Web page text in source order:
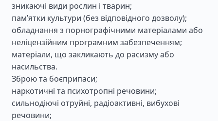
зникаючі види рослин і тварин;
пам’ятки культури (без відповідного дозволу);
обладнання з порнографічними матеріалами або
неліцензійним програмним забезпеченням;
матеріали, що закликають до расизму або
насильства.
Зброю та боєприпаси;
наркотичні та психотропні речовини;
сильнодіючі отруйні, радіоактивні, вибухові
речовини;